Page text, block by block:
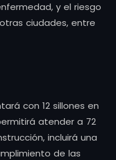
y el riesgo
ciudades, entre
con 12 sillones en
atender a 72
incluirá una
de las